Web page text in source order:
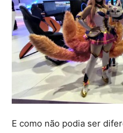
E como não podia ser